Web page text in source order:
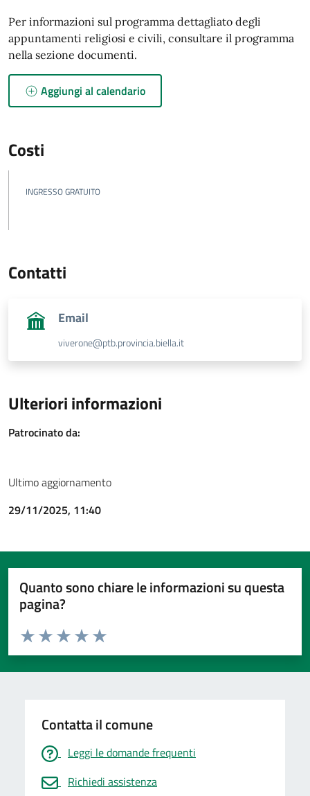
Per informazioni sul programma dettagliato degli
appuntamenti religiosi e civili, consultare il programma
nella sezione documenti.
Aggiungi al calendario
Costi
INGRESSO GRATUITO
Contatti
Email
viverone@ptb.provincia.biella.it
Ulteriori informazioni
Patrocinato da:
Ultimo aggiornamento
29/11/2025, 11:40
Quanto sono chiare le informazioni su questa
pagina?
Valuta da 1 a 5 stelle la pagina
Valuta 5 stelle su 5
Valuta 4 stelle su 5
Valuta 3 stelle su 5
Valuta 2 stelle su 5
Valuta 1 stelle su 5
Contatta il comune
Leggi le domande frequenti
Richiedi assistenza